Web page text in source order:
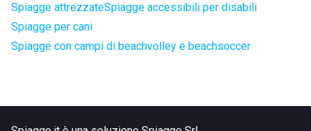
Spiagge attrezzateSpiagge accessibili per disabili
Spiagge per cani
Spiagge con campi di beachvolley e beachsoccer